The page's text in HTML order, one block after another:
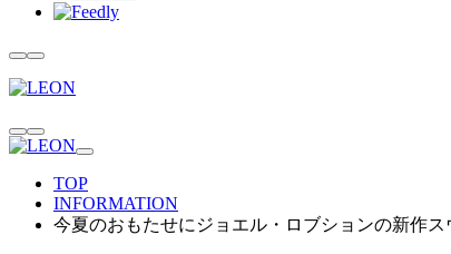
TOP
INFORMATION
今夏のおもたせにジョエル・ロブションの新作ス